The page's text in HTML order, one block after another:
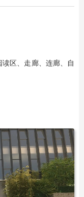
区、走廊、连廊、自